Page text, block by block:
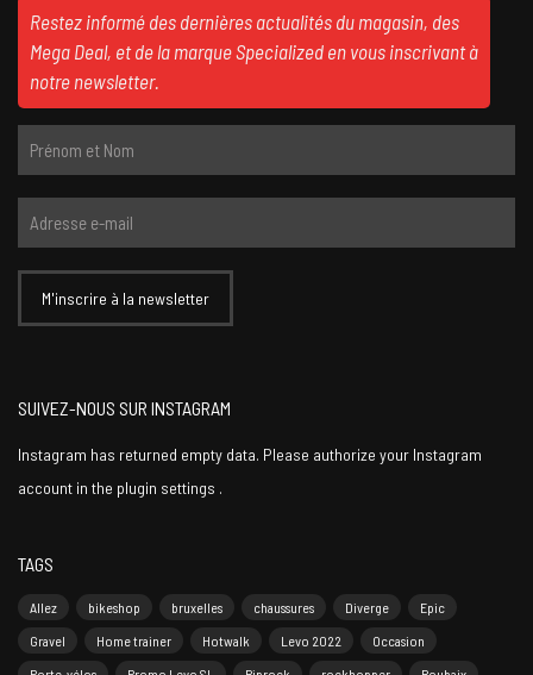
Restez informé des dernières actualités du magasin, des
Mega Deal, et de la marque Specialized en vous inscrivant à
notre newsletter.
SUIVEZ-NOUS SUR INSTAGRAM
Instagram has returned empty data. Please authorize your Instagram
account in the plugin settings .
TAGS
Allez bikeshop bruxelles chaussures Diverge
Epic
Gravel
Home trainer Hotwalk Levo 2022
Occasion